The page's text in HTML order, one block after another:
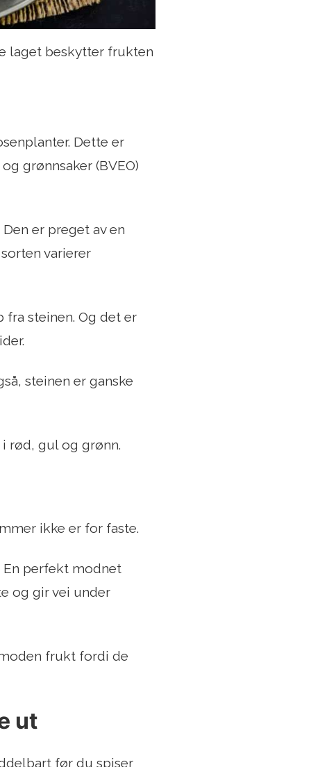
laget beskytter frukten
Dette er
grønnsaker (BVEO)
er preget av en
varierer
steinen. Og det er
steinen er ganske
rød, gul og grønn.
ikke er for faste.
perfekt modnet
og gir vei under
frukt fordi de
ut
før du spiser